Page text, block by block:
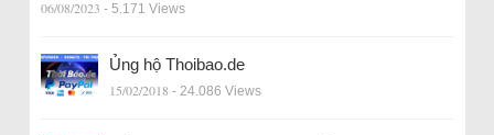
06/08/2023 - 5.171 Views
Ủng hộ Thoibao.de
15/02/2018 - 24.086 Views